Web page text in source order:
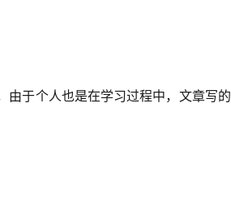
于个人也是在学习过程中，文章写的